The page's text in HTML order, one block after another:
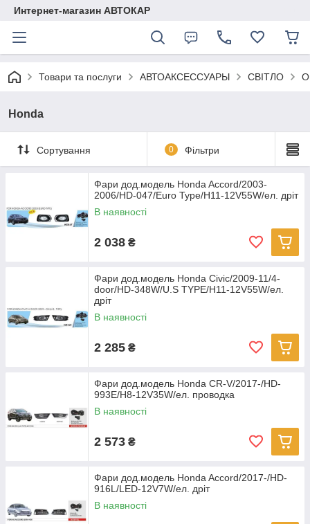
Интернет-магазин АВТОКАР
Товари та послуги АВТОАКСЕССУАРЫ СВІТЛО
Honda
Сортування 0 Фільтри
Фари дод.модель Honda Accord/2003-
2006/HD-047/Euro Type/H11-12V55W/ел. дріт
В наявності
2 038 ₴
Фари дод.модель Honda Civic/2009-11/4-
door/HD-348W/U.S TYPE/H11-12V55W/ел.
дріт
В наявності
2 285 ₴
Фари дод.модель Honda CR-V/2017-/HD-
993E/H8-12V35W/ел. проводка
В наявності
2 573 ₴
Фари дод.модель Honda Accord/2017-/HD-
916L/LED-12V7W/ел. дріт
В наявності